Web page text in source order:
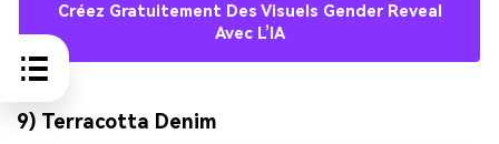
Créez Gratuitement Des Visuels Gender Reveal
Avec L’IA
9) Terracotta Denim